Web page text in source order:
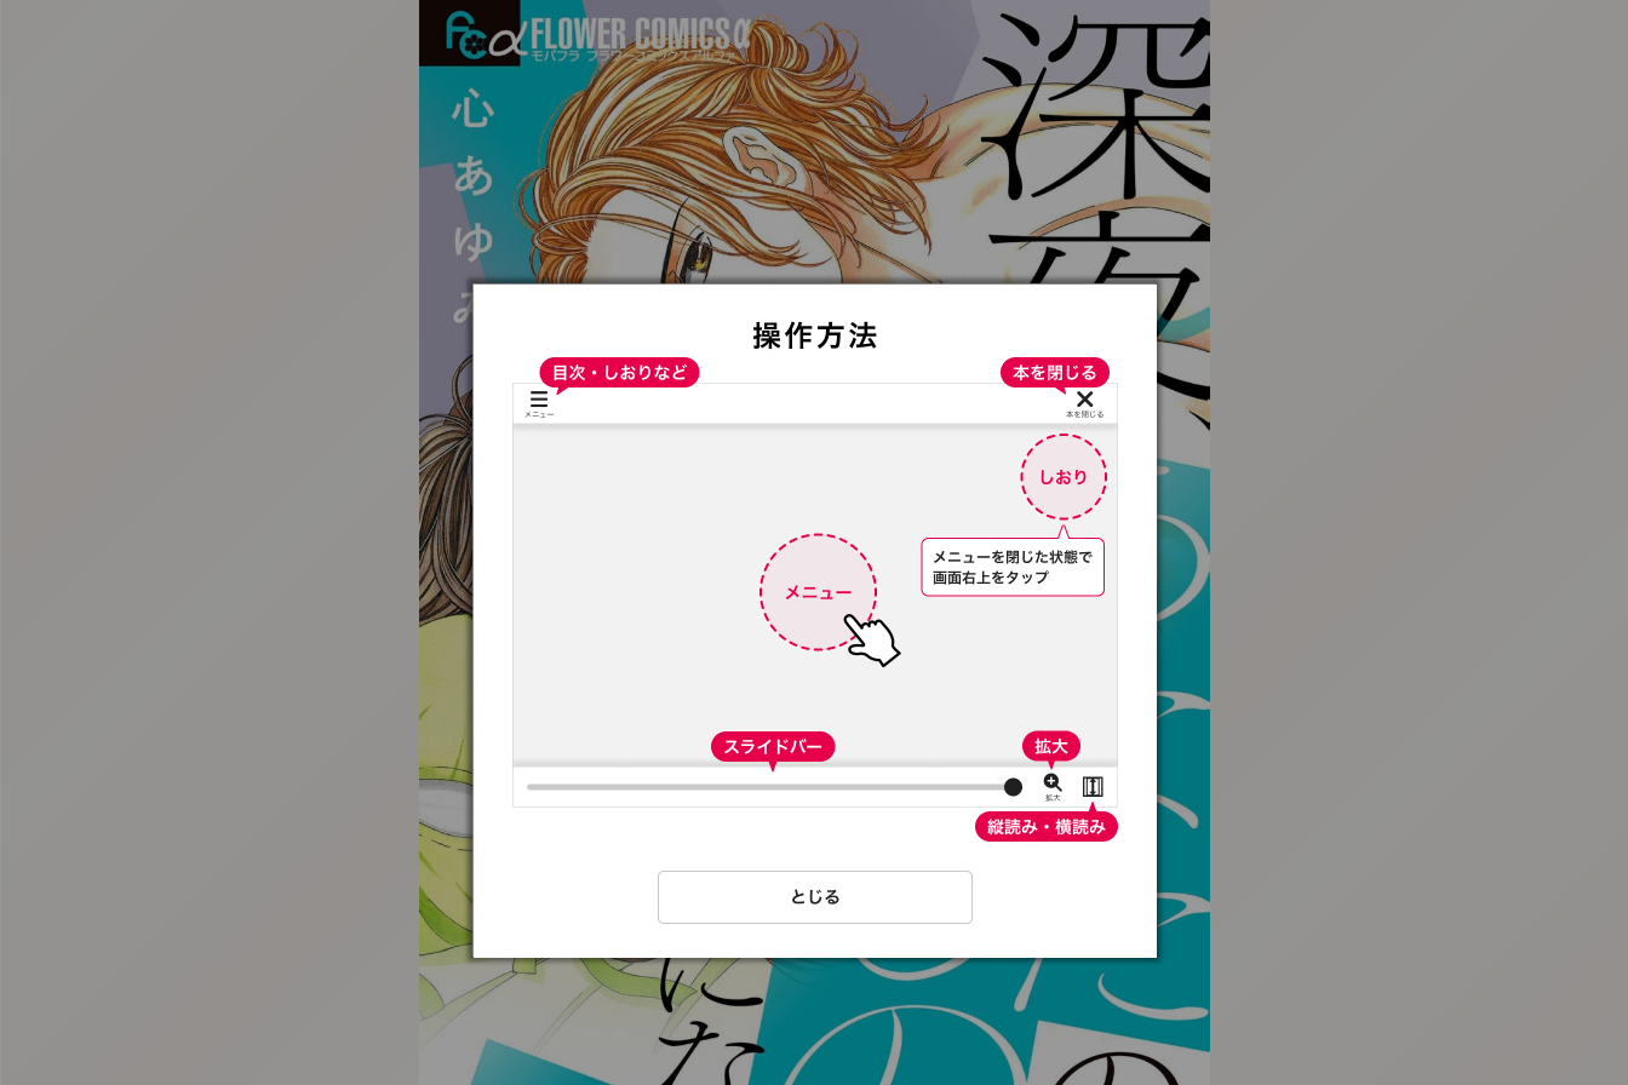
:692.15.692.24:t-vnqp.lunrzsdszk.vn.oi
:692.15.692.24:t-vnqp.lunrzsdszk.vn.oi :692.15.692.24:t-vnqp.lunrzsdszk.vn.oi